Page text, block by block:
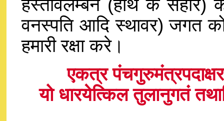
हस्तावलम्बन (हाथ के
वनस्पति आदि स्थावर) जगत
हमारी रक्षा करे।
एकत्र
यो धारयेत्किल तुलानुगतं